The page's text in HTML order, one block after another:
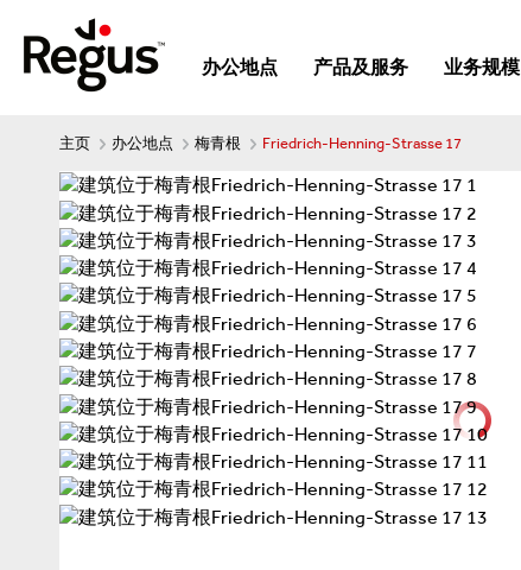
办公地点 产品及服务 业务规模
主页 办公地点 梅青根 Friedrich-Henning-Strasse 17